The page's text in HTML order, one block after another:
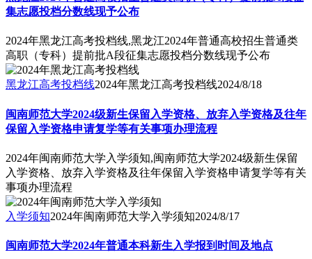
集志愿投档分数线现予公布
2024年黑龙江高考投档线,黑龙江2024年普通高校招生普通类
高职（专科）提前批A段征集志愿投档分数线现予公布
黑龙江高考投档线2024年黑龙江高考投档线2024/8/18
闽南师范大学2024级新生保留入学资格、放弃入学资格及往年
保留入学资格申请复学等有关事项办理流程
2024年闽南师范大学入学须知,闽南师范大学2024级新生保留
入学资格、放弃入学资格及往年保留入学资格申请复学等有关
事项办理流程
入学须知2024年闽南师范大学入学须知2024/8/17
闽南师范大学2024年普通本科新生入学报到时间及地点